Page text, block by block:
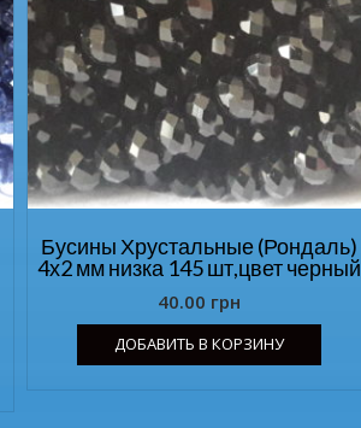
Бусины Хрустальные (Рондаль)
4х2 мм низка 145 шт,цвет черный
40.00 грн
ДОБАВИТЬ В КОРЗИНУ